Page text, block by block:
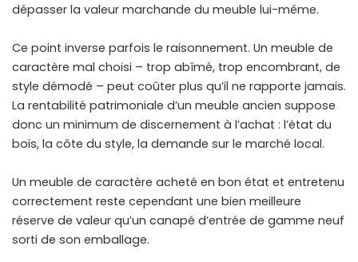
dépasser la valeur marchande du meuble lui-même.
Ce point inverse parfois le raisonnement. Un meuble de
caractère mal choisi – trop abîmé, trop encombrant, de
style démodé – peut coûter plus qu’il ne rapporte jamais.
La rentabilité patrimoniale d’un meuble ancien suppose
donc un minimum de discernement à l’achat : l’état du
bois, la côte du style, la demande sur le marché local.
Un meuble de caractère acheté en bon état et entretenu
correctement reste cependant une bien meilleure
réserve de valeur qu’un canapé d’entrée de gamme neuf
sorti de son emballage.